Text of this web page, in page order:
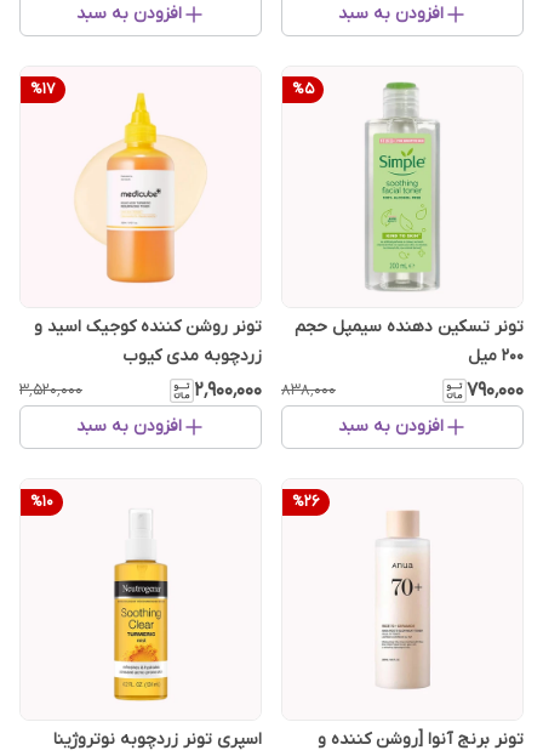
افزودن به سبد افزودن به سبد
%5
تونر تسکین دهنده سیمپل حجم
200 میل
۷۹۰٬۰۰۰ ۸۳۸٬۰۰۰
افزودن به سبد
%17
تونر روشن کننده کوجیک اسید و
زردچوبه مدی کیوب
۲٬۹۰۰٬۰۰۰ ۳٬۵۲۰٬۰۰۰
افزودن به سبد
%26
تونر برنج آنوا [روشن کننده و
%10
اسپری تونر زردچوبه نوتروژینا